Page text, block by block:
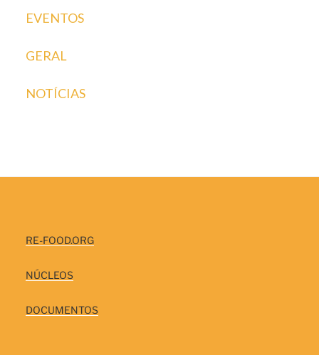
EVENTOS
GERAL
NOTÍCIAS
RE-FOOD.ORG
NÚCLEOS
DOCUMENTOS